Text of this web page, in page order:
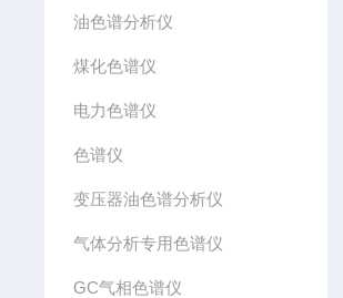
油色谱分析仪
煤化色谱仪
电力色谱仪
色谱仪
变压器油色谱分析仪
气体分析专用色谱仪
GC气相色谱仪